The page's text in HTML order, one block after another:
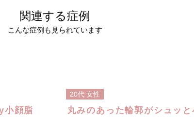
関連する症例
こんな症例も見られています
小顔脂
20代 女性
丸みのあった輪郭がシュッ